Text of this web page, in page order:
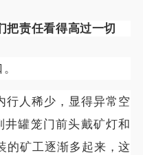
把责任看得高过一切
行人稀少，显得异常空
罐笼门前头戴矿灯和
的矿工逐渐多起来，这